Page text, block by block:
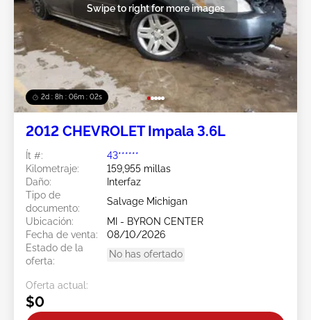
2d : 8h : 05m : 59s
Swipe to right for more images
2012 CHEVROLET Impala 3.6L
Ít #:
43******
Kilometraje:
159,955 millas
Daño:
Interfaz
Tipo de
documento:
Salvage Michigan
Ubicación:
MI - BYRON CENTER
Fecha de venta:
08/10/2026
Estado de la
oferta:
No has ofertado
Oferta actual:
$0